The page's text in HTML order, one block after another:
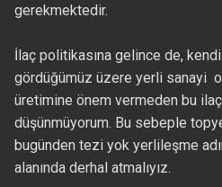
gerekmektedir.
İlaç politikasına gelince de,
gördüğümüz üzere yerli sanayi
üretimine önem vermeden bu
düşünmüyorum. Bu sebeple
bugünden tezi yok yerlileşme
alanında derhal atmalıyız.